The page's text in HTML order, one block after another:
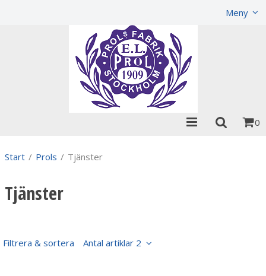
Meny
0
Start / Prols / Tjänster
Tjänster
Filtrera & sortera Antal artiklar 2